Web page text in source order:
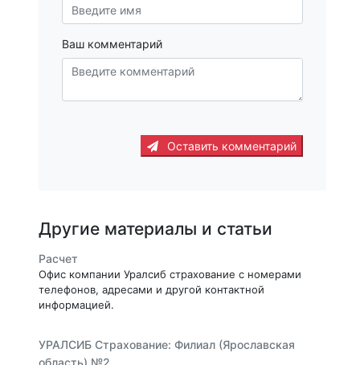
Ваш комментарий
Оставить комментарий
Другие материалы и статьи
Расчет
Офис компании Уралсиб страхование с номерами
телефонов, адресами и другой контактной
информацией.
УРАЛСИБ Страхование: Филиал (Ярославская
область) №2